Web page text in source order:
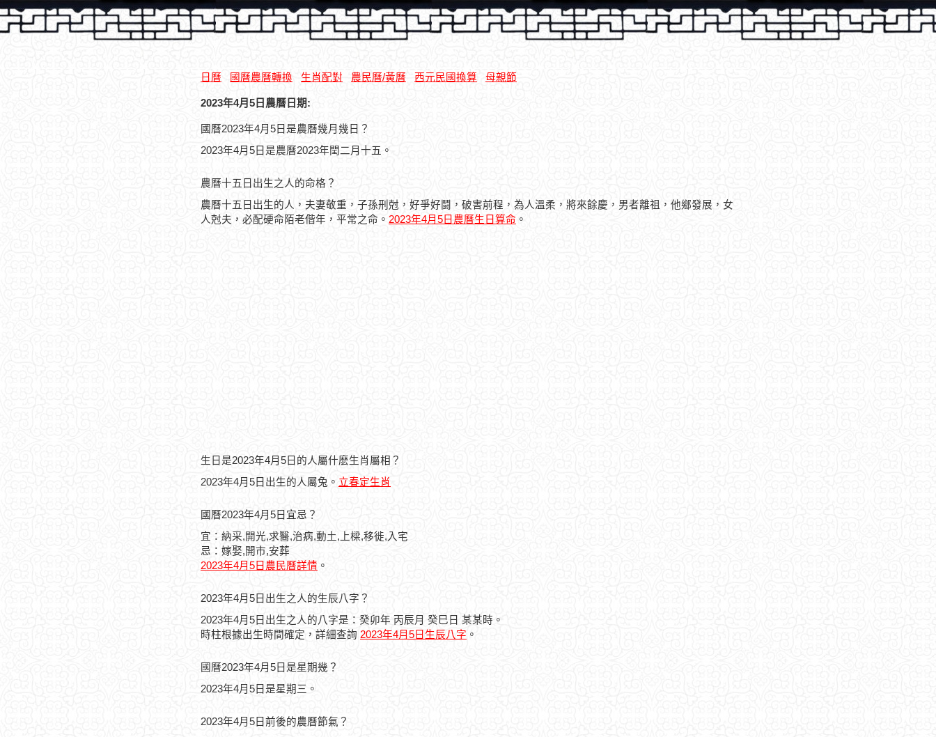
日曆 國曆農曆轉換 生肖配對 農民曆/黃曆 西元民國換算 母親節
2023年4月5日農曆日期:
國曆2023年4月5日是農曆幾月幾日？
2023年4月5日是農曆2023年閏二月十五。
農曆十五日出生之人的命格？
農曆十五日出生的人，夫妻敬重，子孫刑尅，好爭好鬪，破害前程，為人溫柔，將來餘慶，男者離祖，他鄉發展，女
人尅夫，必配硬命陌老偕年，平常之命。 2023年4月5日農曆生日算命 。
生日是2023年4月5日的人屬什麽生肖屬相？
2023年4月5日出生的人屬兔。 立春定生肖
國曆2023年4月5日宜忌？
宜：納采,開光,求醫,治病,動土,上樑,移徙,入宅
忌：嫁娶,開市,安葬
2023年4月5日農民曆詳情 。
2023年4月5日出生之人的生辰八字？
2023年4月5日出生之人的八字是：癸卯年 丙辰月 癸巳日 某某時。
時柱根據出生時間確定，詳細查詢 2023年4月5日生辰八字 。
國曆2023年4月5日是星期幾？
2023年4月5日是星期三。
2023年4月5日前後的農曆節氣？